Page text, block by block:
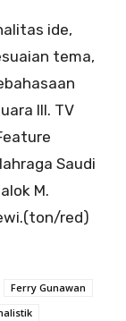
ide,
tema,
III. TV
Saudi
M.
red)
Ferry Gunawan